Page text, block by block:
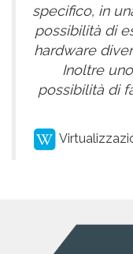
specifico, in
possibilità di
hardware
Inoltre
possibilità di